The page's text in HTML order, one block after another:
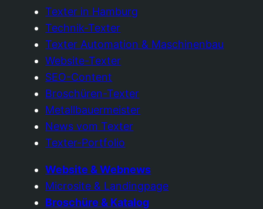
Texter in Hamburg
Technik-Texter
Texter Automation & Maschinenbau
Website-Texter
SEO-Content
Broschüren-Texter
Metallbauermeister
News vom Texter
Texter-Portfolio
Website & Webnews
Microsite & Landingpage
Broschüre & Katalog